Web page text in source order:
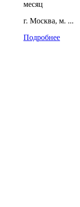
месяц
г. Москва, м. ...
Подробнее